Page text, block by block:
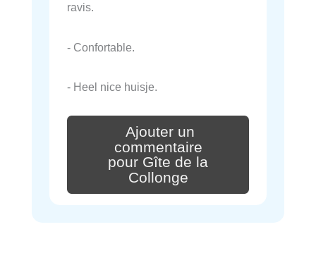
ravis.
- Confortable.
- Heel nice huisje.
Ajouter un
commentaire
pour Gîte de la
Collonge